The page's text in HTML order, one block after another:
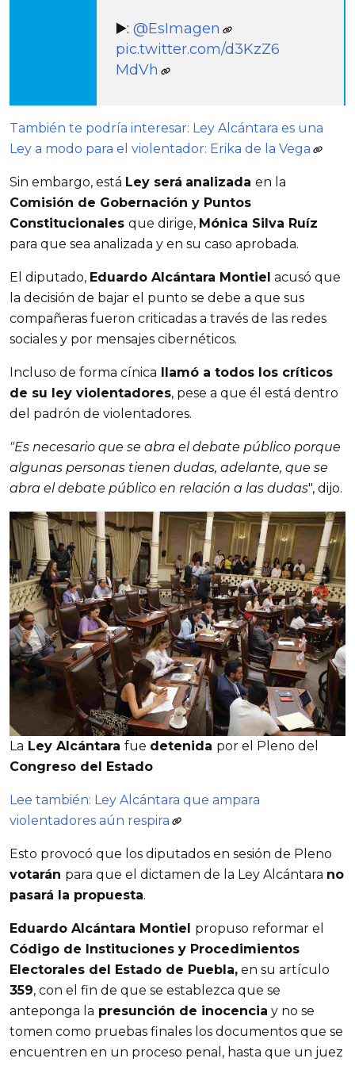
▶️: @EsImagen
pic.twitter.com/d3KzZ6
MdVh
También te podría interesar: Ley Alcántara es una
Ley a modo para el violentador: Erika de la Vega
Sin embargo, está Ley será analizada
Comisión de Gobernación y Puntos
Constitucionales que dirige, Mónica Silva Ruíz
para que sea analizada y en su caso aprobada.
El diputado, Eduardo Alcántara Montiel acusó que
la decisión de bajar el punto se debe a que sus
compañeras fueron criticadas a través de las redes
sociales y por mensajes cibernéticos.
Incluso de forma cínica llamó a todos los críticos
de su ley violentadores, pese a que él está dentro
del padrón de violentadores.
"Es necesario que se abra el debate público porque
algunas personas tienen dudas, adelante, que se
abra el debate público en relación a las dudas", dijo.
La Ley Alcántara fue detenida
Congreso del Estado
Lee también: Ley Alcántara que ampara
violentadores aún respira
votarán para que el dictamen de la Ley Alcántara no
pasará la propuesta.
Eduardo Alcántara Montiel
Código de Instituciones y Procedimientos
Electorales del Estado de Puebla,
359, con el fin de que se establezca que se
anteponga la presunción de inocencia y no se
tomen como pruebas finales los documentos que se
encuentren en un proceso penal, hasta que un juez